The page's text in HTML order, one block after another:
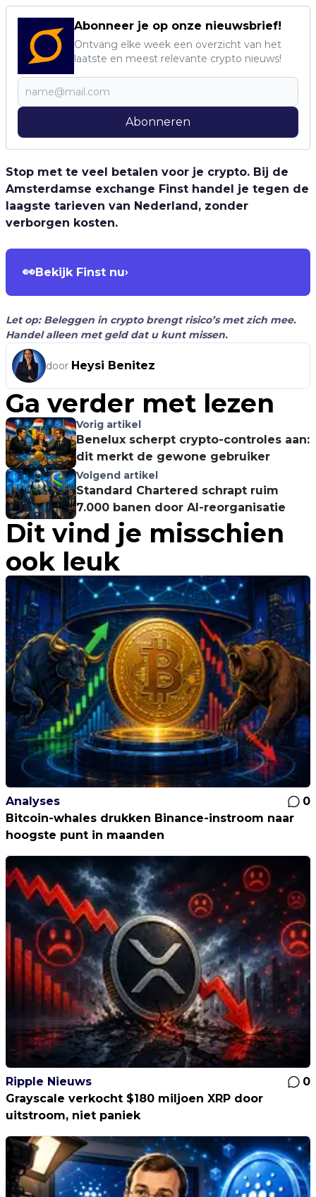
Abonneer je op onze nieuwsbrief!
Ontvang elke week een overzicht van het
laatste en meest relevante crypto nieuws!
Abonneren
Stop met te veel betalen voor je crypto. Bij de
Amsterdamse exchange Finst handel je tegen de
laagste tarieven van Nederland, zonder
verborgen kosten.
👀Bekijk Finst nu›
Let op: Beleggen in crypto brengt risico’s met zich mee.
Handel alleen met geld dat u kunt missen.
door Heysi Benitez
Ga verder met lezen
Vorig artikel
Benelux scherpt crypto-controles aan:
dit merkt de gewone gebruiker
Volgend artikel
Standard Chartered schrapt ruim
7.000 banen door AI-reorganisatie
Dit vind je misschien
ook leuk
Analyses
0
Bitcoin-whales drukken Binance-instroom naar
hoogste punt in maanden
Ripple Nieuws
0
Grayscale verkocht $180 miljoen XRP door
uitstroom, niet paniek